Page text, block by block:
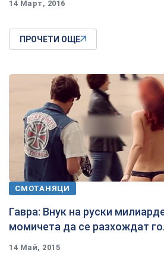
14 Март, 2016
ПРОЧЕТИ ОЩЕ
СМОТАНЯЦИ
Гавра: Внук на руски
момичета да се разхождат
14 Май, 2015